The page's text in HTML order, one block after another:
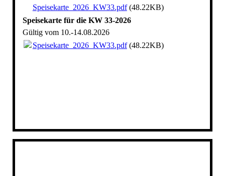
Speisekarte_2026_KW33.pdf(48.22KB)
Speisekarte für die KW 33-2026
Gültig vom 10.-14.08.2026
Speisekarte_2026_KW33.pdf(48.22KB)